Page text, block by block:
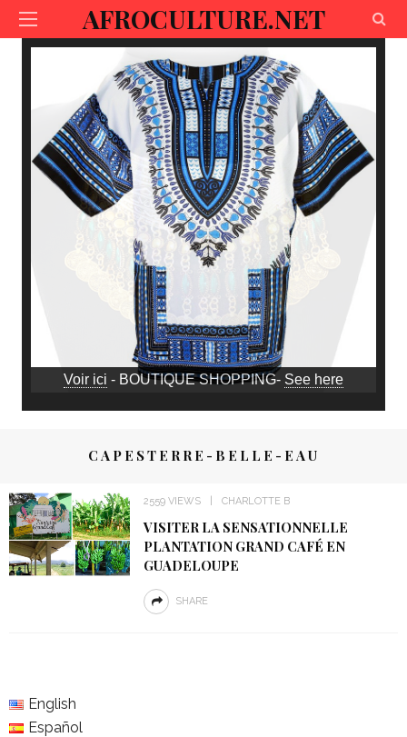
AFROCULTURE.NET
Voir ici - BOUTIQUE SHOPPING- See here
CAPESTERRE-BELLE-EAU
2559 VIEWS CHARLOTTE B
VISITER LA SENSATIONNELLE
PLANTATION GRAND CAFÉ EN
GUADELOUPE
SHARE
English
Español